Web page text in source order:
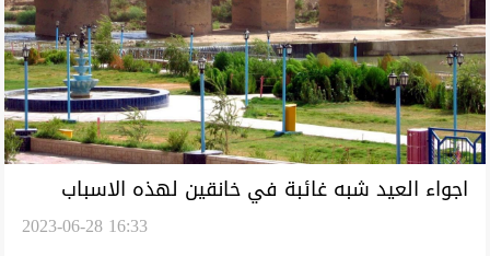
اجواء العيد شبه غائبة في خانقين لهذه الاسباب
2023-06-28 16:33